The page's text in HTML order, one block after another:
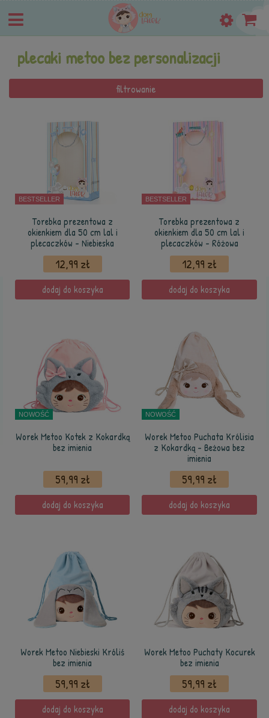
plecaki metoo bez personalizacji
filtrowanie
BESTSELLER
Torebka prezentowa z
okienkiem dla 50 cm lal i
plecaczków - Niebieska
12,99 zł
dodaj do koszyka
BESTSELLER
Torebka prezentowa z
okienkiem dla 50 cm lal i
plecaczków - Różowa
12,99 zł
dodaj do koszyka
NOWOŚĆ
Worek Metoo Kotek z Kokardką
bez imienia
59,99 zł
dodaj do koszyka
NOWOŚĆ
Worek Metoo Puchata Królisia
z Kokardką - Beżowa bez
imienia
59,99 zł
dodaj do koszyka
Worek Metoo Niebieski Króliś
bez imienia
59,99 zł
dodaj do koszyka
Worek Metoo Puchaty Kocurek
bez imienia
59,99 zł
dodaj do koszyka